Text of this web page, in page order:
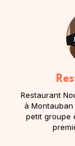
Restaurant
à
petit groupe